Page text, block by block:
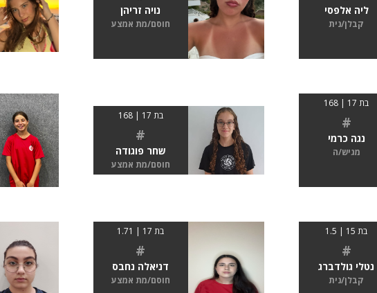
ליה אלפסי
קבלן/נית
נויה זריהן
חוסם/מת אמצע
בת 17 | 168
#
נגה כרמי
מגיש/ה
בת 17 | 168
#
שחר פוגודה
חוסם/מת אמצע
בת 15 | 1.5
#
נטלי גולדברג
קבלן/נית
בת 17 | 1.71
#
דניאלה נחבס
חוסם/מת אמצע